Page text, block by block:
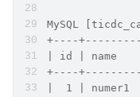
MySQL
+----
| id | name
+----
|  1 | numer1